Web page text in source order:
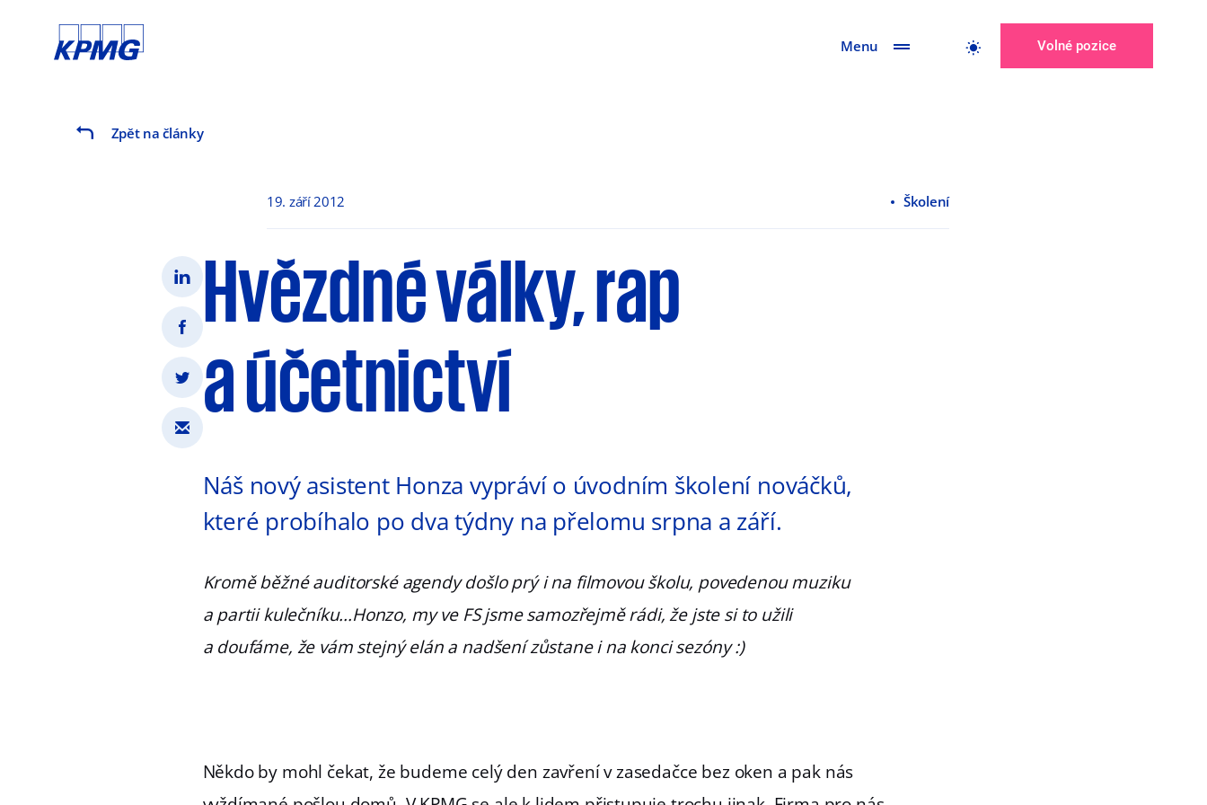
Menu Volné pozice
Zpět na články
19. září 2012 Školení
Hvězdné války, rap
a účetnictví
Náš nový asistent Honza vypráví o úvodním školení nováčků,
které probíhalo po dva týdny na přelomu srpna a září.
Kromě běžné auditorské agendy došlo prý i na filmovou školu, povedenou muziku
a partii kulečníku...Honzo, my ve FS jsme samozřejmě rádi, že jste si to užili
a doufáme, že vám stejný elán a nadšení zůstane i na konci sezóny :)
Někdo by mohl čekat, že budeme celý den zavření v zasedačce bez oken a pak nás